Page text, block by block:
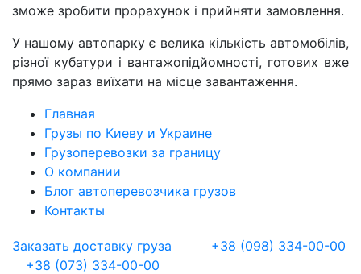
зможе зробити прорахунок і прийняти замовлення.
У нашому автопарку є велика кількість автомобілів,
різної кубатури і вантажопідйомності, готових вже
прямо зараз виїхати на місце завантаження.
Главная
Грузы по Киеву и Украине
Грузоперевозки за границу
О компании
Блог автоперевозчика грузов
Контакты
Заказать доставку груза
+38 (098) 334-00-00
+38 (073) 334-00-00